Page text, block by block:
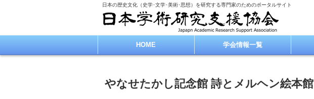
日本の歴史文化（史学･文学･美術･思想）を研究する専門家のためのポータルサイト
HOME 学会情報一覧
やなせたかし記念館 詩とメルヘン絵本館